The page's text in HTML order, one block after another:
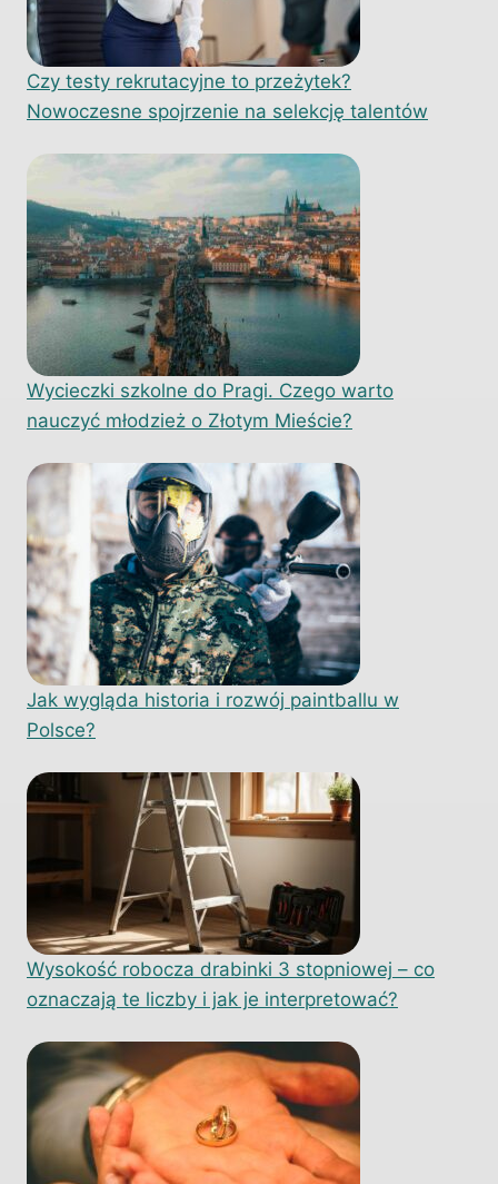
Czy testy rekrutacyjne to przeżytek?
Nowoczesne spojrzenie na selekcję talentów
Wycieczki szkolne do Pragi. Czego warto
nauczyć młodzież o Złotym Mieście?
Jak wygląda historia i rozwój paintballu w
Polsce?
Wysokość robocza drabinki 3 stopniowej – co
oznaczają te liczby i jak je interpretować?